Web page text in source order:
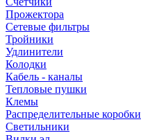
Прожектора
Сетевые фильтры
Тройники
Удлинители
Колодки
Кабель - каналы
Тепловые пушки
Клемы
Распределительные коробки
Светильники